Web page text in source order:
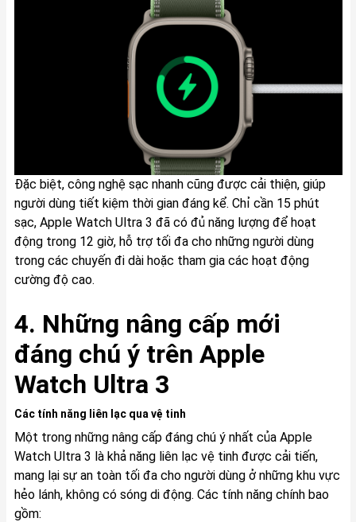
Đặc biệt, công nghệ sạc nhanh cũng được cải thiện, giúp
người dùng tiết kiệm thời gian đáng kể. Chỉ cần 15 phút
sạc, Apple Watch Ultra 3 đã có đủ năng lượng để hoạt
động trong 12 giờ, hỗ trợ tối đa cho những người dùng
trong các chuyến đi dài hoặc tham gia các hoạt động
cường độ cao.
4. Những nâng cấp mới
đáng chú ý trên Apple
Watch Ultra 3
Các tính năng liên lạc qua vệ tinh
Một trong những nâng cấp đáng chú ý nhất của Apple
Watch Ultra 3 là khả năng liên lạc vệ tinh được cải tiến,
mang lại sự an toàn tối đa cho người dùng ở những khu vực
hẻo lánh, không có sóng di động. Các tính năng chính bao
gồm: